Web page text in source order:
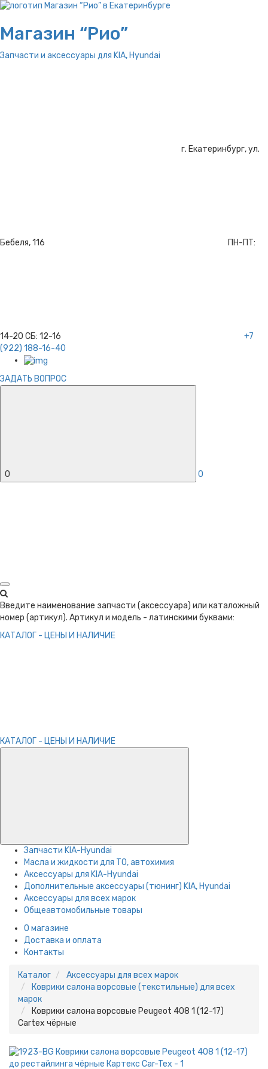
Магазин “Рио”
Запчасти и аксессуары для KIA, Hyundai
г. Екатеринбург, ул.
Бебеля, 116 ПН-ПТ:
14-20 СБ: 12-16
+7
(922) 188-16-40
ЗАДАТЬ ВОПРОС
0 0
Введите наименование запчасти (аксессуара) или каталожный
номер (артикул). Артикул и модель - латинскими буквами:
КАТАЛОГ - ЦЕНЫ И НАЛИЧИЕ
КАТАЛОГ - ЦЕНЫ И НАЛИЧИЕ
Запчасти KIA-Hyundai
Масла и жидкости для ТО, автохимия
Аксессуары для KIA-Hyundai
Дополнительные аксессуары (тюнинг) KIA, Hyundai
Аксессуары для всех марок
Общеавтомобильные товары
О магазине
Доставка и оплата
Контакты
Каталог
Аксессуары для всех марок
Коврики салона ворсовые (текстильные) для всех
марок
Коврики салона ворсовые Peugeot 408 1 (12-17)
Cartex чёрные